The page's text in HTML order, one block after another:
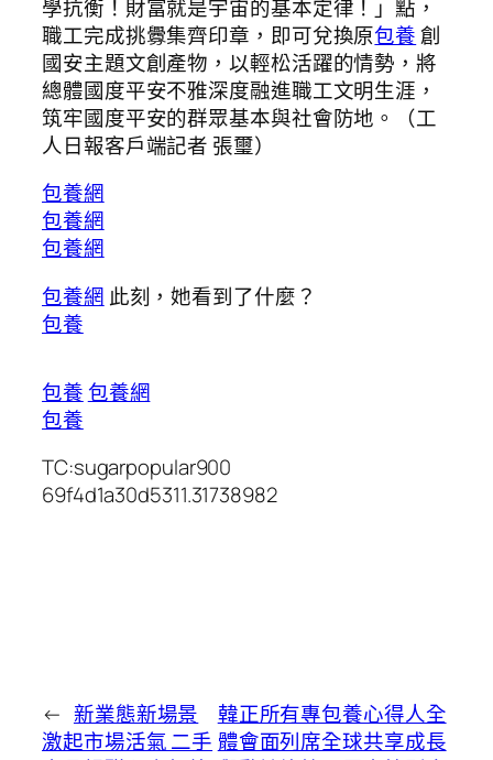
學抗衡！財富就是宇宙的基本定律！」點，
職工完成挑釁集齊印章，即可兌換原包養創
國安主題文創產物，以輕松活躍的情勢，將
總體國度平安不雅深度融進職工文明生涯，
筑牢國度平安的群眾基本與社會防地。（工
人日報客戶端記者 張璽）
包養網
包養網
包養網
包養網 此刻，她看到了什麼？
包養
包養包養網
包養
TC:sugarpopular900
69f4d1a30d5311.31738982
← 新業態新場景
激起市場活氣 二手
韓正所有專包養心得人全
體會面列席全球共享成長